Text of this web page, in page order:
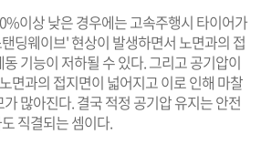
이상 낮은 경우에는 고속주행시 타이어가
딩웨이브' 현상이 발생하면서 노면과의 접
기능이 저하될 수 있다. 그리고 공기압이
면과의 접지면이 넓어지고 이로 인해 마찰
많아진다. 결국 적정 공기압 유지는 안전
직결되는 셈이다.